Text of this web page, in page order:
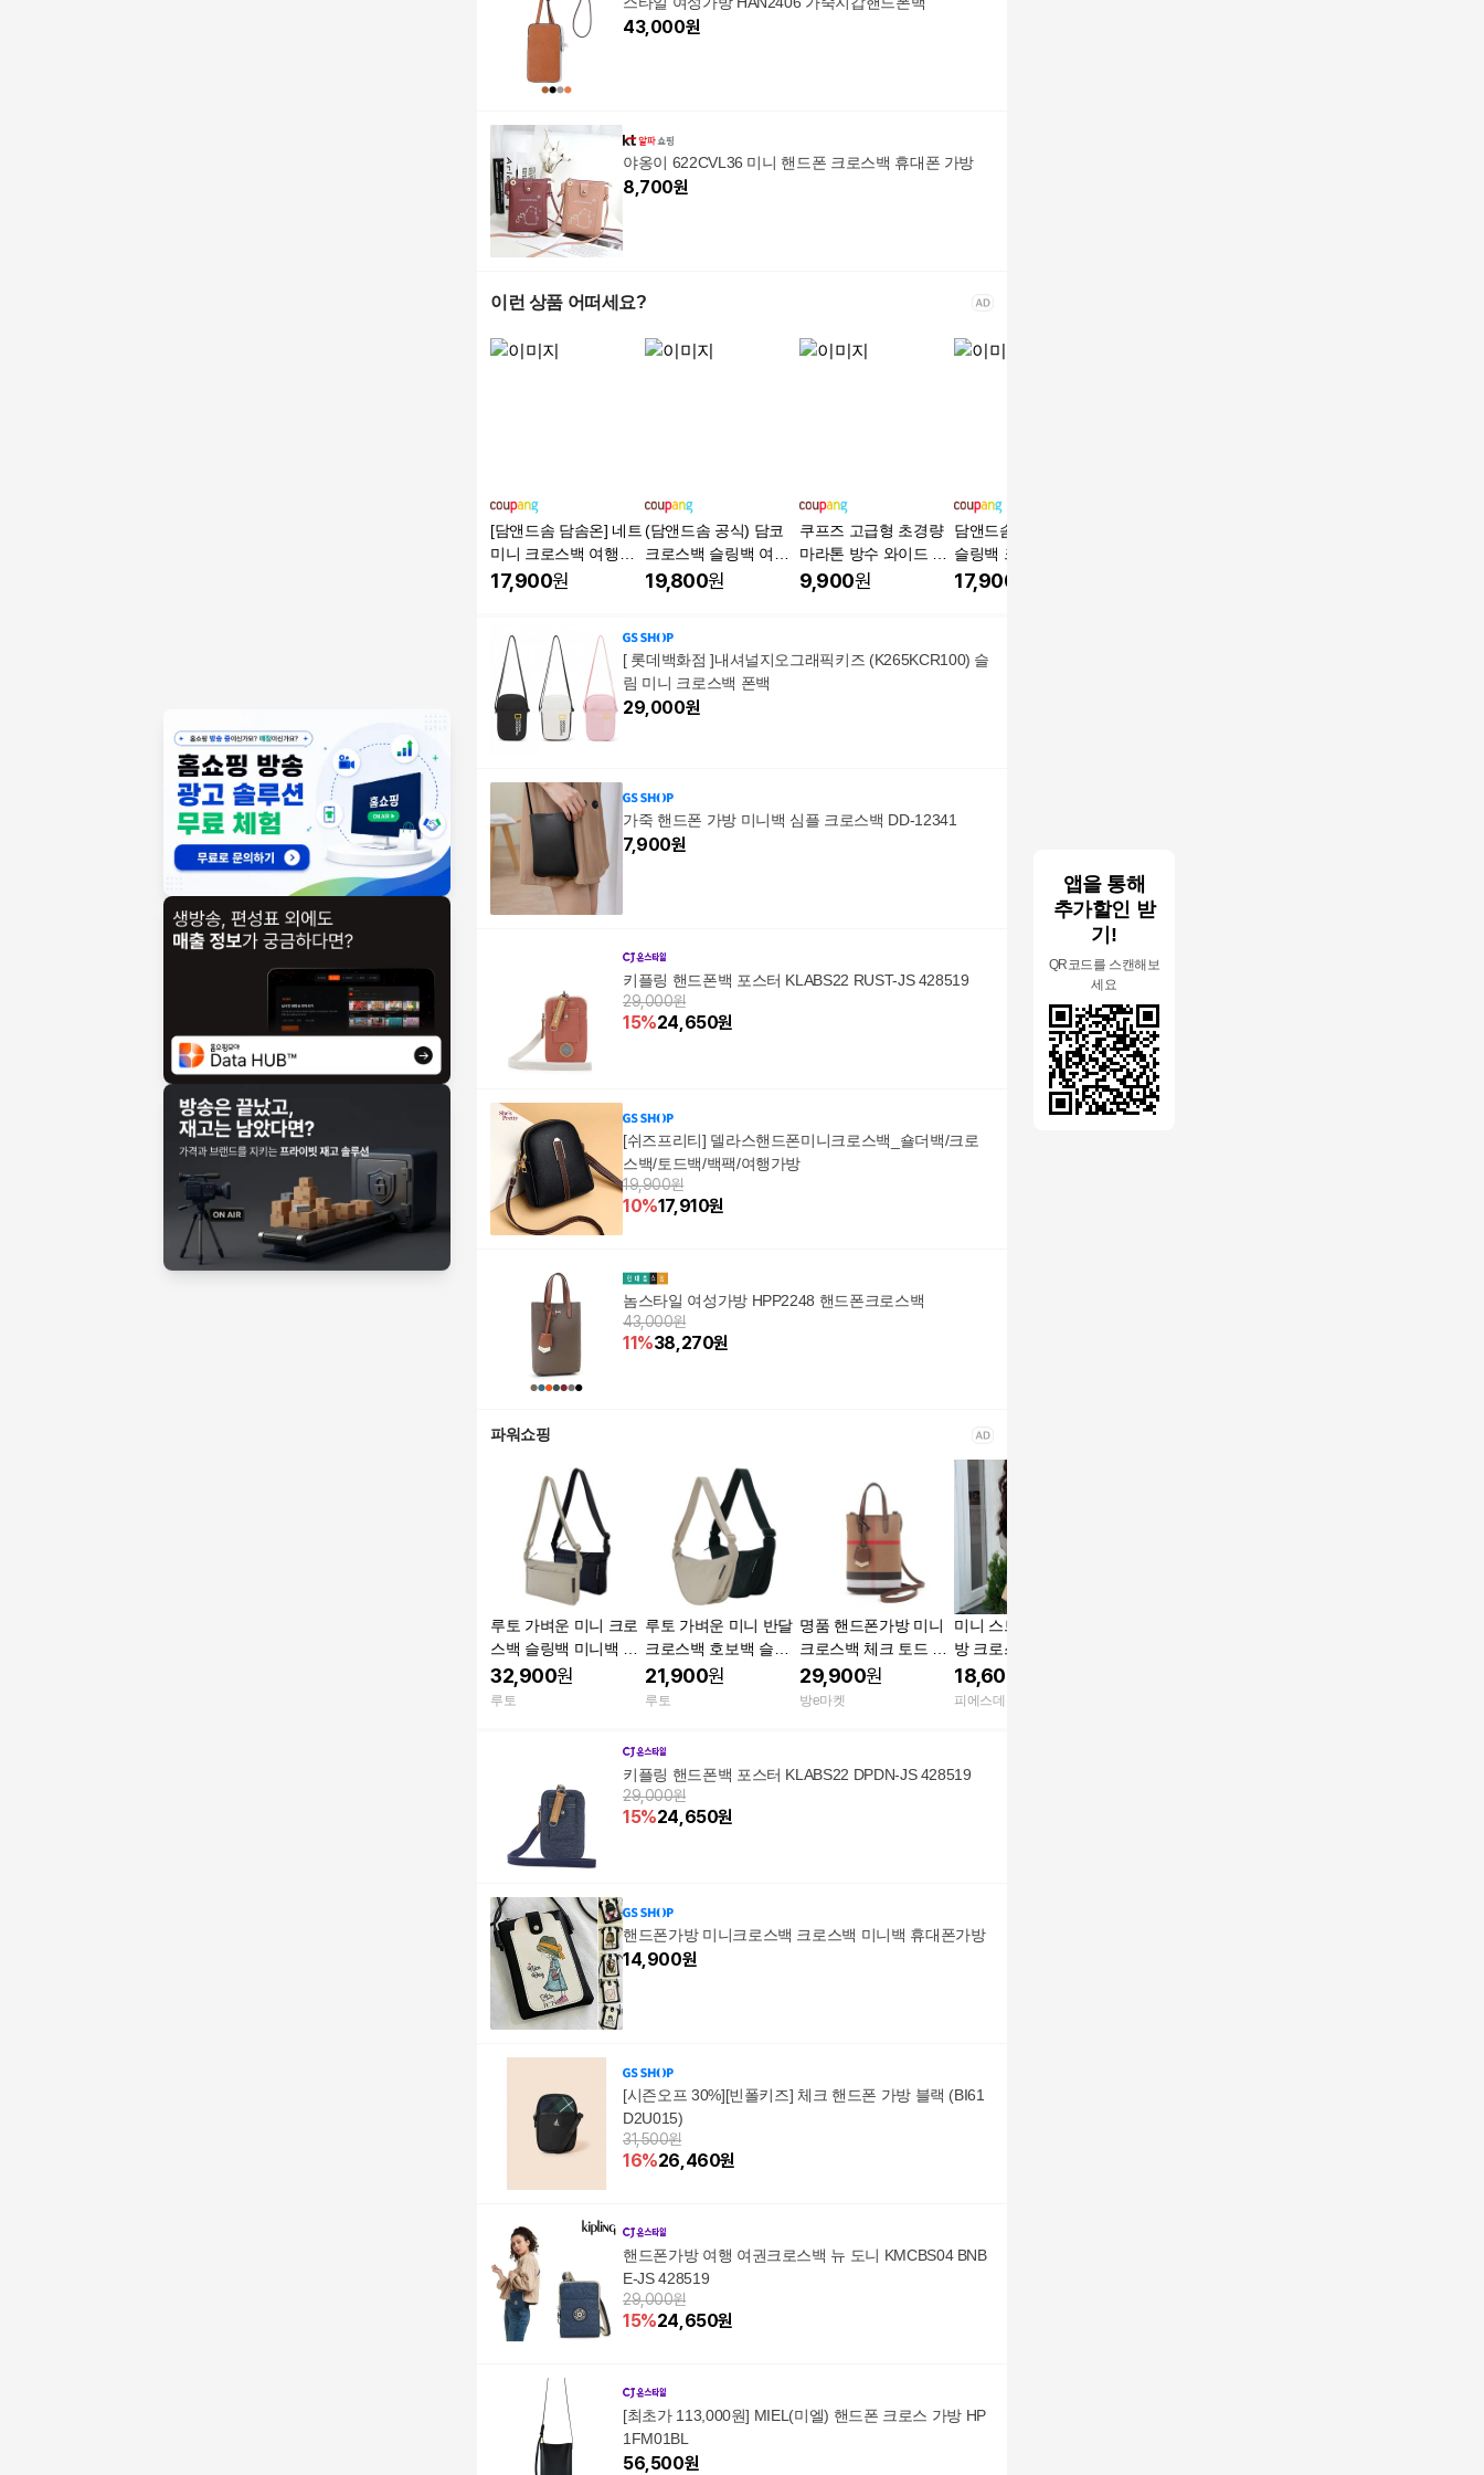
앱을 통해
추가할인 받
기!
QR코드를 스캔해보
세요
43,000원
야옹이 622CVL36 미니 핸드폰 크로스백 휴대폰 가방
8,700원
이런 상품 어떠세요?
[담앤드솜 담솜온] 네트
미니 크로스백 여행용
슬링백 힙색 메신저백
17,900원
(담앤드솜 공식) 담코
크로스백 슬링백 여행
용 방수 남녀공용
19,800원
쿠프즈 고급형 초경량
마라톤 방수 와이드 런
닝 러닝 벨트 플립 벨트
9,900원
담앤드솜 액티브 미니
슬링백 크로스백 방수
산책 강아지 쌕 백 가방
일리 소형 작은 휴대 등
17,900
[ 롯데백화점 ]내셔널지오그래픽키즈 (K265KCR100) 슬
림 미니 크로스백 폰백
29,000원
가죽 핸드폰 가방 미니백 심플 크로스백 DD-12341
7,900원
키플링 핸드폰백 포스터 KLABS22 RUST-JS 428519
29,000원
15%24,650원
[쉬즈프리티] 델라스핸드폰미니크로스백_숄더백/크로
스백/토드백/백팩/여행가방
19,900원
10%17,910원
놈스타일 여성가방 HPP2248 핸드폰크로스백
43,000원
11%38,270원
파워쇼핑
루토 가벼운 미니 크로
스백 슬링백 미니백 핸
드폰가방 여행 여행용
숄더백 LT123
32,900원
루토
루토 가벼운 미니 반달
크로스백 호보백 슬링
백 핸드폰가방 여행 여
행용 숄더백 LT121
21,900원
루토
명품 핸드폰가방 미니
크로스백 체크 토드 소
가죽 핸드백
29,900원
방e마켓
미니 스트랩 핸드폰 가
방 크로스 백
18,600
피에스데뷰
키플링 핸드폰백 포스터 KLABS22 DPDN-JS 428519
29,000원
15%24,650원
핸드폰가방 미니크로스백 크로스백 미니백 휴대폰가방
14,900원
[시즌오프 30%][빈폴키즈] 체크 핸드폰 가방 블랙 (BI61
D2U015)
31,500원
16%26,460원
핸드폰가방 여행 여권크로스백 뉴 도니 KMCBS04 BNB
E-JS 428519
29,000원
15%24,650원
[최초가 113,000원] MIEL(미엘) 핸드폰 크로스 가방 HP
1FM01BL
56,500원